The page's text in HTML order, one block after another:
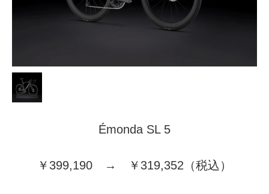
Émonda SL 5
￥399,190 → ￥319,352（税込）